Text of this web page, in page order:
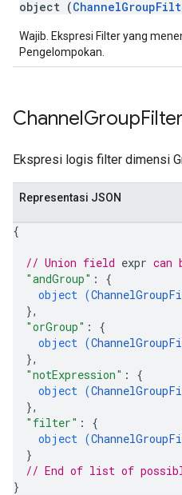
object (
Wajib. Ekspresi Filter yang
Pengelompokan.
ChannelGroupFilter
Ekspresi logis filter dimensi
Representasi JSON
{
// Union field expr can
"andGroup" : {
object (
},
"orGroup" : {
object (
},
"notExpression" : {
object (
},
"filter" : {
object (
}
// End of list of
}